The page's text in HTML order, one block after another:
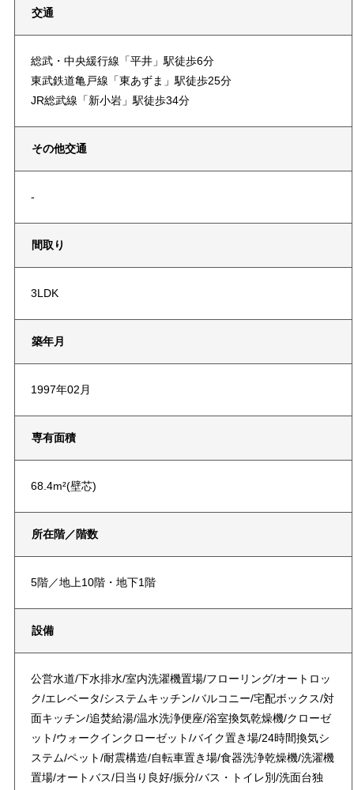
交通
総武・中央緩行線「平井」駅徒歩6分
東武鉄道亀戸線「東あずま」駅徒歩25分
JR総武線「新小岩」駅徒歩34分
その他交通
-
間取り
3LDK
築年月
1997年02月
専有面積
68.4m²(壁芯)
所在階／階数
5階／地上10階・地下1階
設備
公営水道/下水排水/室内洗濯機置場/フローリング/オートロッ
ク/エレベータ/システムキッチン/バルコニー/宅配ボックス/対
面キッチン/追焚給湯/温水洗浄便座/浴室換気乾燥機/クローゼ
ット/ウォークインクローゼット/バイク置き場/24時間換気シ
ステム/ペット/耐震構造/自転車置き場/食器洗浄乾燥機/洗濯機
置場/オートバス/日当り良好/振分/バス・トイレ別/洗面台独